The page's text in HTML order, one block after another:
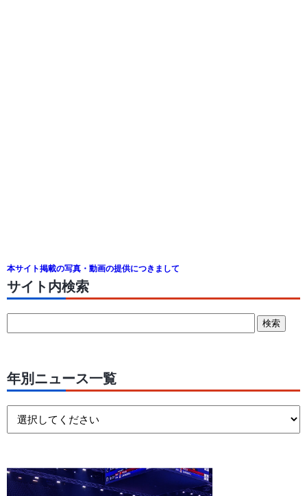
本サイト掲載の写真・動画の提供につきまして
サイト内検索
年別ニュース一覧